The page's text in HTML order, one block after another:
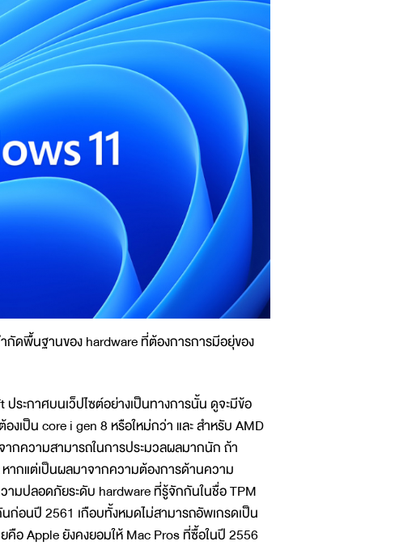
กัดพื้นฐานของ hardware ที่ต้องการการมีอยุ่ของ
ระกาศบนเว็ปไซต์อย่างเป็นทางการนั้น ดูจะมีข้อ
เป็น core i gen 8 หรือใหม่กว่า และ สำหรับ AMD
กความสามารถในการประมวลผลมากนัก ถ้า
ากแต่เป็นผลมาจากความต้องการด้านความ
มปลอดภัยระดับ hardware ที่รู้จักกันในชื่อ TPM
อนปี 2561 เกือบทั้งหมดไม่สามารถอัพเกรดเป็น
อ Apple ยังคงยอมให้ Mac Pros ที่ซื้อในปี 2556